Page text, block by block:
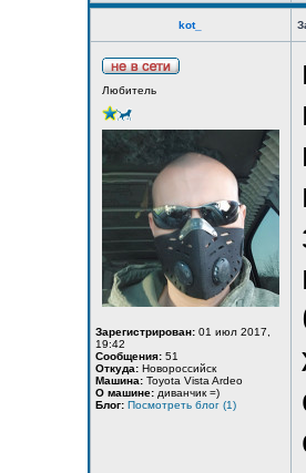
kot_
Любитель
Зарегистрирован: 01 июл 2017,
19:42
Сообщения: 51
Откуда: Новороссийск
Машина: Toyota Vista Ardeo
О машине: диванчик =)
Блог: Посмотреть блог (1)